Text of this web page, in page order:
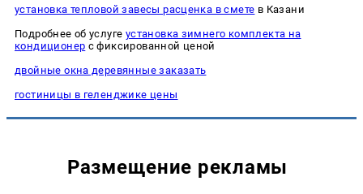
установка тепловой завесы расценка в смете в Казани
Подробнее об услуге установка зимнего комплекта на
кондиционер с фиксированной ценой
двойные окна деревянные заказать
гостиницы в геленджике цены
Размещение рекламы